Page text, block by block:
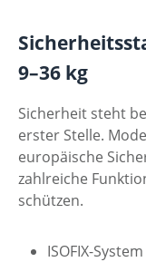
9–36 kg
Sicherheit steht
erster Stelle.
europäische
zahlreiche
schützen.
ISOFIX-